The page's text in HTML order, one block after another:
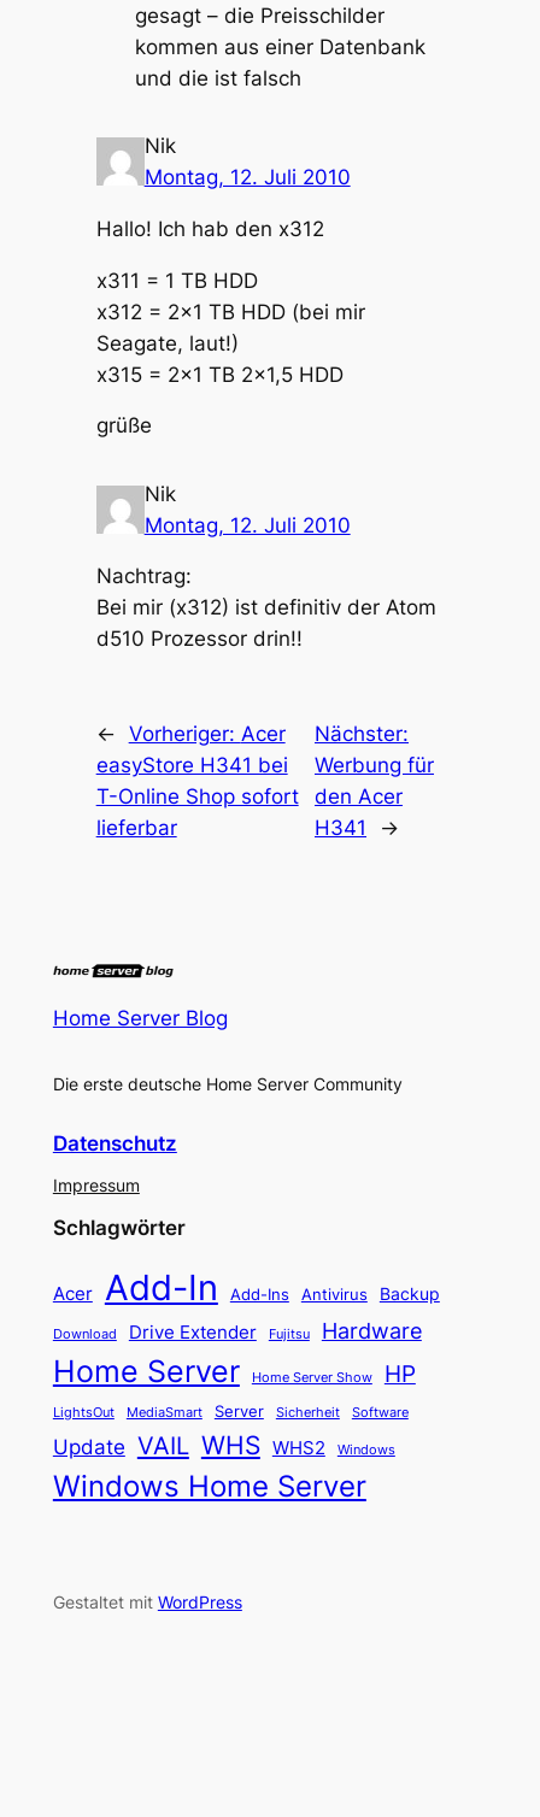
gesagt – die Preisschilder
kommen aus einer Datenbank
und die ist falsch
Nik
Montag, 12. Juli 2010
Hallo! Ich hab den x312
x311 = 1 TB HDD
x312 = 2×1 TB HDD (bei mir
Seagate, laut!)
x315 = 2×1 TB 2×1,5 HDD
grüße
Nik
Montag, 12. Juli 2010
Nachtrag:
Bei mir (x312) ist definitiv der Atom
d510 Prozessor drin!!
← Vorheriger: Acer
easyStore H341 bei
T-Online Shop sofort
lieferbar
Nächster:
Werbung für
den Acer
H341
→
Home Server Blog
Die erste deutsche Home Server Community
Datenschutz
Impressum
Schlagwörter
Acer Add-In Add-Ins Antivirus Backup
Download Drive Extender Fujitsu Hardware
Home Server Home Server Show HP
LightsOut MediaSmart Server Sicherheit Software
Update VAIL WHS WHS2 Windows
Windows Home Server
Gestaltet mit WordPress